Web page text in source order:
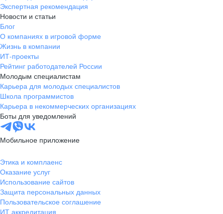
Экспертная рекомендация
Новости и статьи
Блог
О компаниях в игровой форме
Жизнь в компании
ИТ-проекты
Рейтинг работодателей России
Молодым специалистам
Карьера для молодых специалистов
Школа программистов
Карьера в некоммерческих организациях
Боты для уведомлений
Мобильное приложение
Этика и комплаенс
Оказание услуг
Использование сайтов
Защита персональных данных
Пользовательское соглашение
ИТ аккредитация